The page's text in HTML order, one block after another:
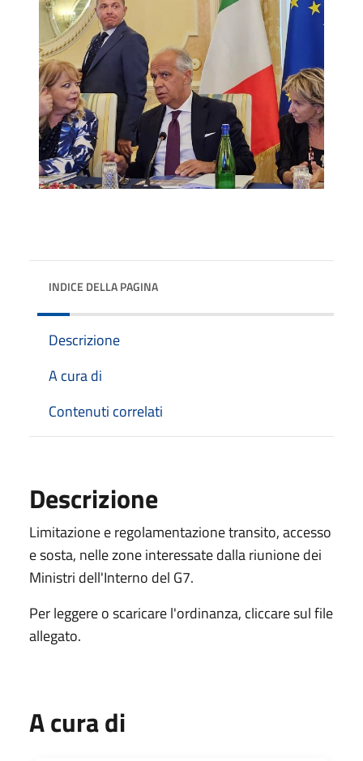
INDICE DELLA PAGINA
Descrizione
A cura di
Contenuti correlati
Descrizione
Limitazione e regolamentazione transito, accesso
e sosta, nelle zone interessate dalla riunione dei
Ministri dell'Interno del G7.
Per leggere o scaricare l'ordinanza, cliccare sul file
allegato.
A cura di